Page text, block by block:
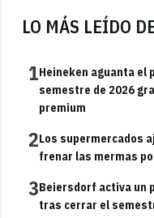
LO MÁS LEÍDO
1Heineken aguanta el
semestre de 2026
premium
2Los supermercados
frenar las mermas
3Beiersdorf activa un
tras cerrar el